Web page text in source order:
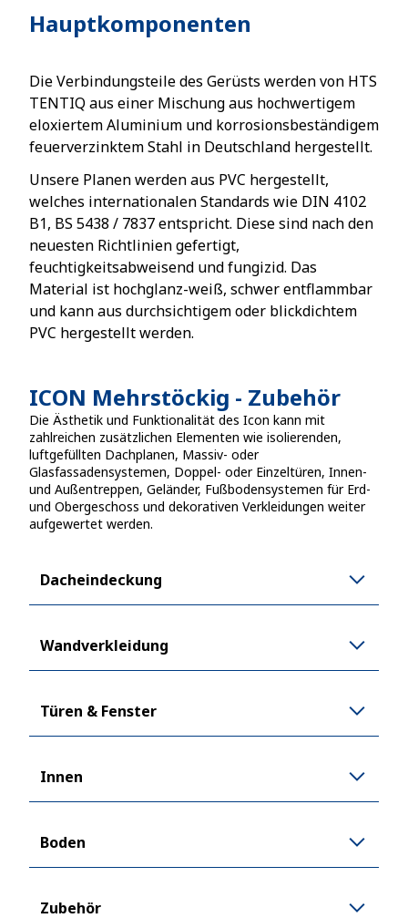
Hauptkomponenten
Die Verbindungsteile des Gerüsts werden von HTS
TENTIQ aus einer Mischung aus hochwertigem
eloxiertem Aluminium und korrosionsbeständigem
feuerverzinktem Stahl in Deutschland hergestellt.
Unsere Planen werden aus PVC hergestellt,
welches internationalen Standards wie DIN 4102
B1, BS 5438 / 7837 entspricht. Diese sind nach den
neuesten Richtlinien gefertigt,
feuchtigkeitsabweisend und fungizid. Das
Material ist hochglanz-weiß, schwer entflammbar
und kann aus durchsichtigem oder blickdichtem
PVC hergestellt werden.
ICON Mehrstöckig - Zubehör
Die Ästhetik und Funktionalität des Icon kann mit
zahlreichen zusätzlichen Elementen wie isolierenden,
luftgefüllten Dachplanen, Massiv- oder
Glasfassadensystemen, Doppel- oder Einzeltüren, Innen-
und Außentreppen, Geländer, Fußbodensystemen für Erd-
und Obergeschoss und dekorativen Verkleidungen weiter
aufgewertet werden.
Dacheindeckung
Wandverkleidung
Türen & Fenster
Innen
Boden
Zubehör